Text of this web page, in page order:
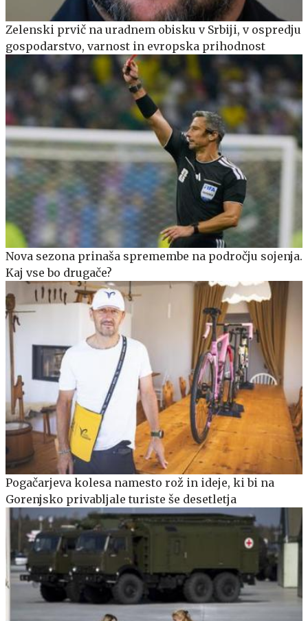
Zelenski prvič na uradnem obisku v Srbiji, v ospredju
gospodarstvo, varnost in evropska prihodnost
Nova sezona prinaša spremembe na področju sojenja.
Kaj vse bo drugače?
Pogačarjeva kolesa namesto rož in ideje, ki bi na
Gorenjsko privabljale turiste še desetletja